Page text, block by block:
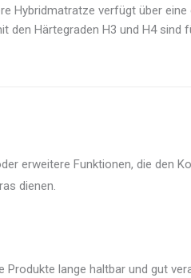
Hybridmatratze verfügt über
den Härtegraden H3 und H4 sind
erweitere Funktionen, die den
dienen.
lange haltbar und gut